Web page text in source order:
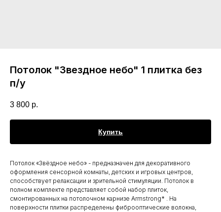
Потолок "Звездное небо" 1 плитка без
п/у
3 800 р.
Купить
Потолок «Звёздное небо» - предназначен для декоративного
оформления сенсорной комнаты, детских и игровых центров,
способствует релаксации и зрительной стимуляции. Потолок в
полном комплекте представляет собой набор плиток,
смонтированных на потолочном карнизе Armstrong* . На
поверхности плитки распределены фиброоптические волокна,